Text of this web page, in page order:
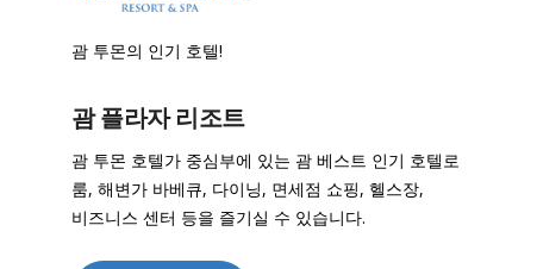
괌 투몬의 인기 호텔!
괌 플라자 리조트
괌 투몬 호텔가 중심부에 있는 괌 베스트 인기 호텔로
룸, 해변가 바베큐, 다이닝, 면세점 쇼핑, 헬스장,
비즈니스 센터 등을 즐기실 수 있습니다.